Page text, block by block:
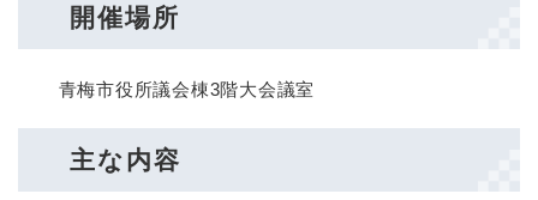
開催場所
青梅市役所議会棟3階大会議室
主な内容